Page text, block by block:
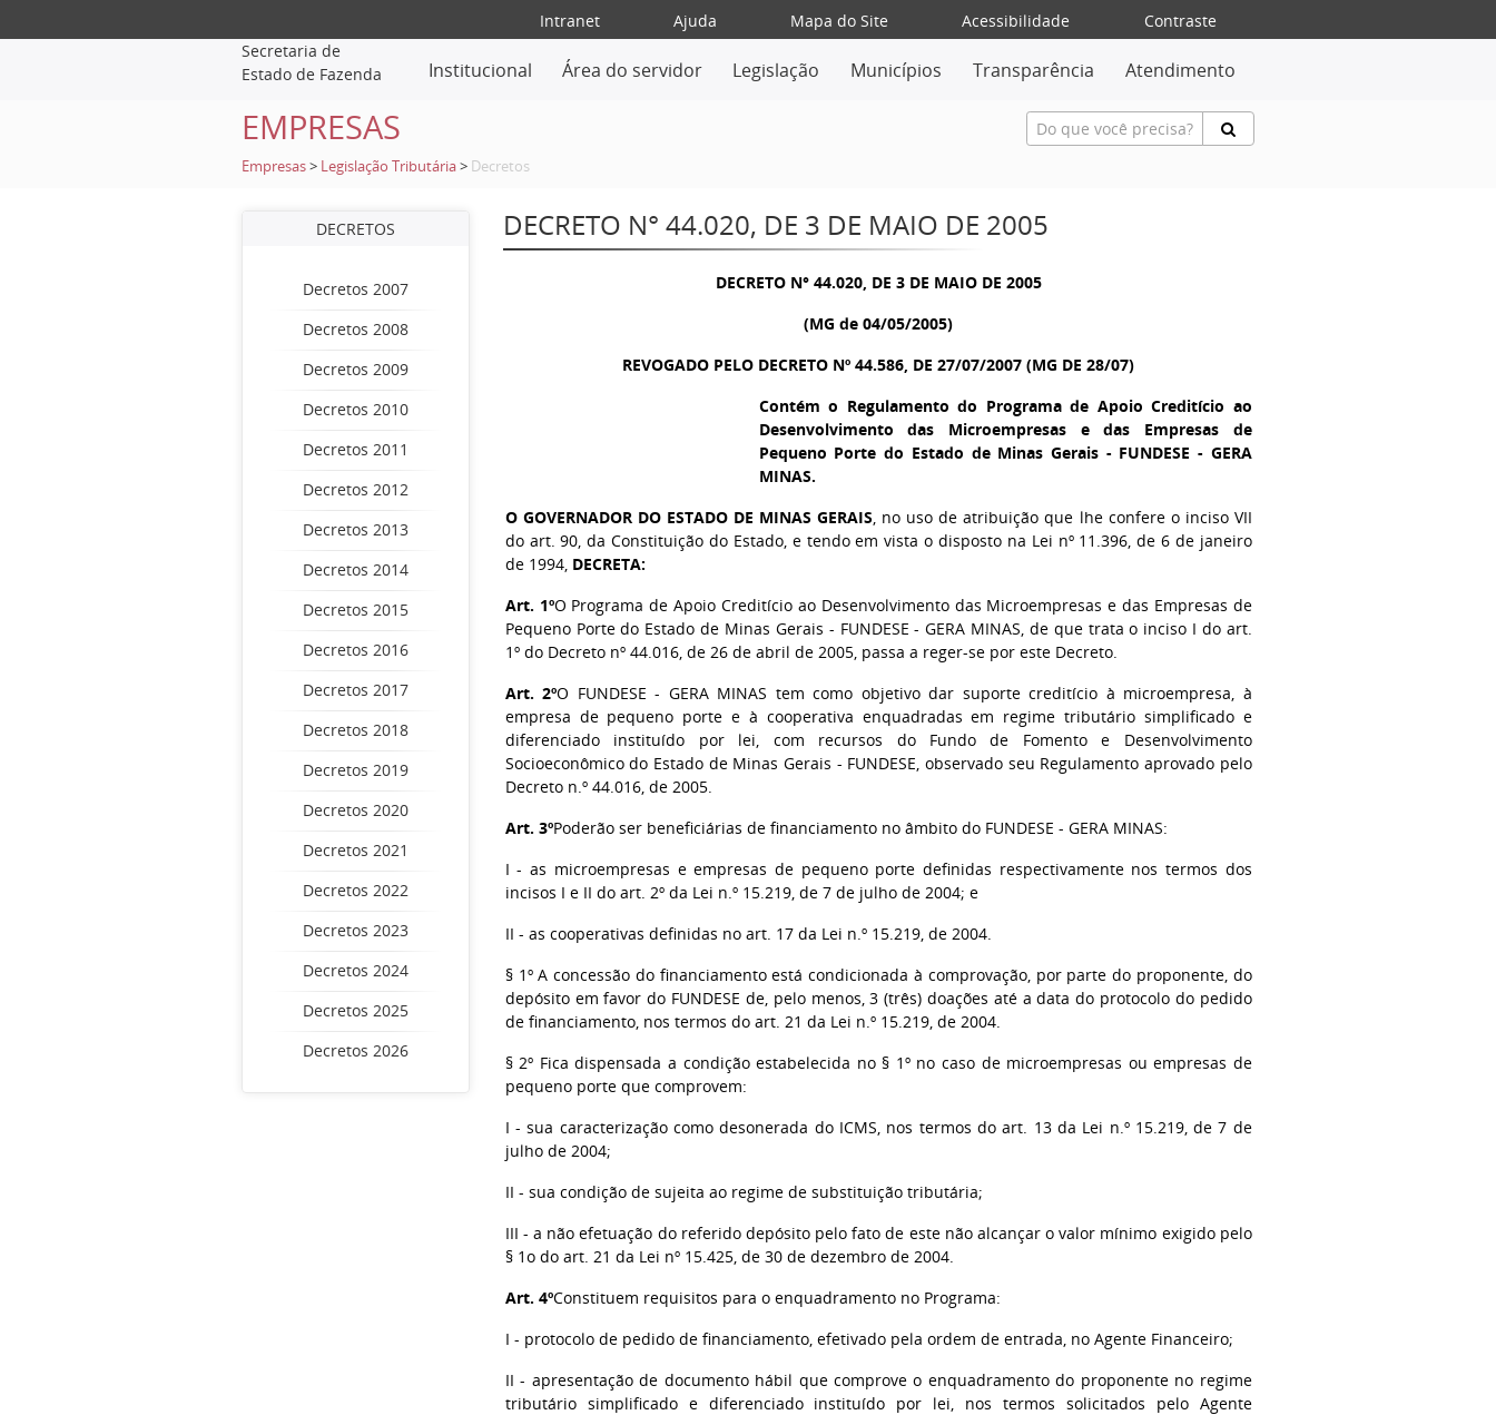
Intranet Ajuda Mapa do Site Acessibilidade
Contraste
Secretaria de
Estado de Fazenda
Institucional Área do servidor Legislação Municípios Transparência Atendimento
EMPRESAS
Empresas > Legislação Tributária > Decretos
DECRETOS
Decretos 2007
Decretos 2008
Decretos 2009
Decretos 2010
Decretos 2011
Decretos 2012
Decretos 2013
Decretos 2014
Decretos 2015
Decretos 2016
Decretos 2017
Decretos 2018
Decretos 2019
Decretos 2020
Decretos 2021
Decretos 2022
Decretos 2023
Decretos 2024
Decretos 2025
Decretos 2026
DECRETO N° 44.020, DE 3 DE MAIO DE 2005
DECRETO N° 44.020, DE 3 DE MAIO DE 2005
(MG de 04/05/2005)
REVOGADO PELO DECRETO Nº 44.586, DE 27/07/2007 (MG DE 28/07)
Contém o Regulamento do Programa de Apoio Creditício ao
Desenvolvimento das Microempresas e das Empresas de
Pequeno Porte do Estado de Minas Gerais - FUNDESE - GERA
MINAS.
O GOVERNADOR DO ESTADO DE MINAS GERAIS, no uso de atribuição que lhe confere o inciso VII
do art. 90, da Constituição do Estado, e tendo em vista o disposto na Lei nº 11.396, de 6 de janeiro
de 1994, DECRETA:
Art. 1ºO Programa de Apoio Creditício ao Desenvolvimento das Microempresas e das Empresas de
Pequeno Porte do Estado de Minas Gerais - FUNDESE - GERA MINAS, de que trata o inciso I do art.
1º do Decreto nº 44.016, de 26 de abril de 2005, passa a reger-se por este Decreto.
Art. 2ºO FUNDESE - GERA MINAS tem como objetivo dar suporte creditício à microempresa, à
empresa de pequeno porte e à cooperativa enquadradas em regime tributário simplificado e
diferenciado instituído por lei, com recursos do Fundo de Fomento e Desenvolvimento
Socioeconômico do Estado de Minas Gerais - FUNDESE, observado seu Regulamento aprovado pelo
Decreto n.º 44.016, de 2005.
Art. 3ºPoderão ser beneficiárias de financiamento no âmbito do FUNDESE - GERA MINAS:
I - as microempresas e empresas de pequeno porte definidas respectivamente nos termos dos
incisos I e II do art. 2º da Lei n.º 15.219, de 7 de julho de 2004; e
II - as cooperativas definidas no art. 17 da Lei n.º 15.219, de 2004.
§ 1º A concessão do financiamento está condicionada à comprovação, por parte do proponente, do
depósito em favor do FUNDESE de, pelo menos, 3 (três) doações até a data do protocolo do pedido
de financiamento, nos termos do art. 21 da Lei n.º 15.219, de 2004.
§ 2º Fica dispensada a condição estabelecida no § 1º no caso de microempresas ou empresas de
pequeno porte que comprovem:
I - sua caracterização como desonerada do ICMS, nos termos do art. 13 da Lei n.º 15.219, de 7 de
julho de 2004;
II - sua condição de sujeita ao regime de substituição tributária;
III - a não efetuação do referido depósito pelo fato de este não alcançar o valor mínimo exigido pelo
§ 1o do art. 21 da Lei nº 15.425, de 30 de dezembro de 2004.
Art. 4ºConstituem requisitos para o enquadramento no Programa:
I - protocolo de pedido de financiamento, efetivado pela ordem de entrada, no Agente Financeiro;
II - apresentação de documento hábil que comprove o enquadramento do proponente no regime
tributário simplificado e diferenciado instituído por lei, nos termos solicitados pelo Agente